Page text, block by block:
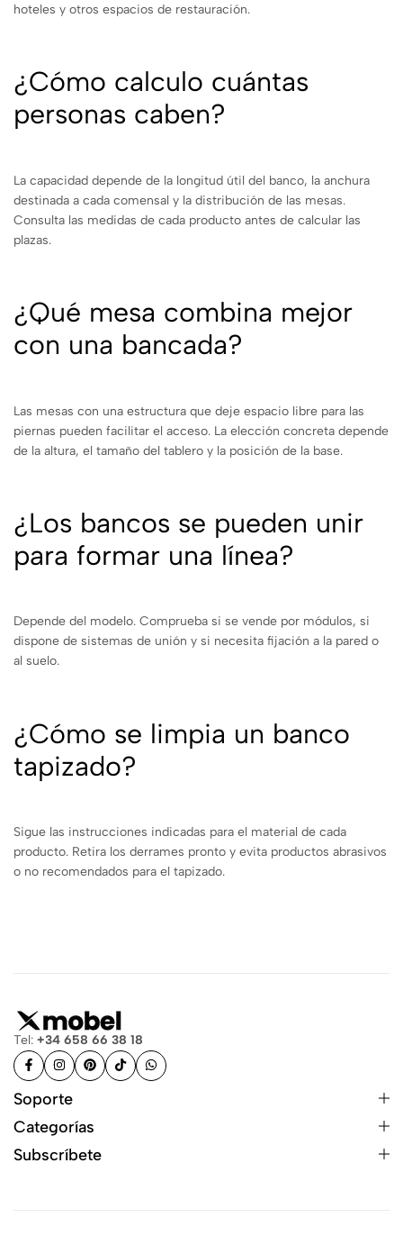
hoteles y otros espacios de restauración.
¿Cómo calculo cuántas
personas caben?
La capacidad depende de la longitud útil del banco, la anchura
destinada a cada comensal y la distribución de las mesas.
Consulta las medidas de cada producto antes de calcular las
plazas.
¿Qué mesa combina mejor
con una bancada?
Las mesas con una estructura que deje espacio libre para las
piernas pueden facilitar el acceso. La elección concreta depende
de la altura, el tamaño del tablero y la posición de la base.
¿Los bancos se pueden unir
para formar una línea?
Depende del modelo. Comprueba si se vende por módulos, si
dispone de sistemas de unión y si necesita fijación a la pared o
al suelo.
¿Cómo se limpia un banco
tapizado?
Sigue las instrucciones indicadas para el material de cada
producto. Retira los derrames pronto y evita productos abrasivos
o no recomendados para el tapizado.
Tel: +34 658 66 38 18
Soporte
Categorías
Subscríbete